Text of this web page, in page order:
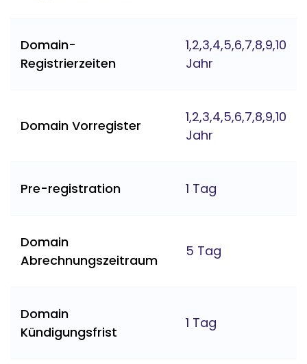
Domain-
Registrierzeiten
1,2,3,4,5,6,7,8,9,10
Jahr
Domain Vorregister
1,2,3,4,5,6,7,8,9,10
Jahr
Pre-registration 1 Tag
Domain
Abrechnungszeitraum
5 Tag
Domain
Kündigungsfrist
1 Tag